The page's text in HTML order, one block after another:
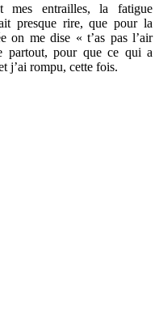
mes entrailles, la fatigue
presque rire, que pour la
on me dise « t’as pas l’air
partout, pour que ce qui a
j’ai rompu, cette fois.